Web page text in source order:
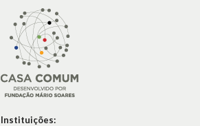
Instituições: